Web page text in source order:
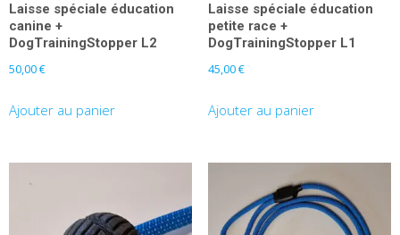
Laisse spéciale éducation
canine +
DogTrainingStopper L2
50,00€
Ajouter au panier
Laisse spéciale éducation
petite race +
DogTrainingStopper L1
45,00€
Ajouter au panier